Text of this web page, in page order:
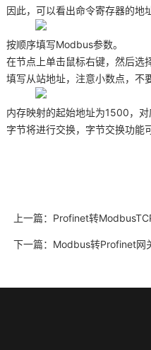
因此，可以看出命令寄存器的地
按顺序填写Modbus参数。
在节点上单击鼠标右键，然后选
填写从站地址，注意小数点，不
内存映射的起始地址为1500，
字节将进行交换，字节交换功能
上一篇： Profinet转
下一篇： Modbus转Profinet网